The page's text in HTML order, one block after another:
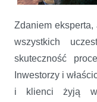
Zdaniem
wszystkich
skuteczność
Inwestorzy i
i klienci żyją w